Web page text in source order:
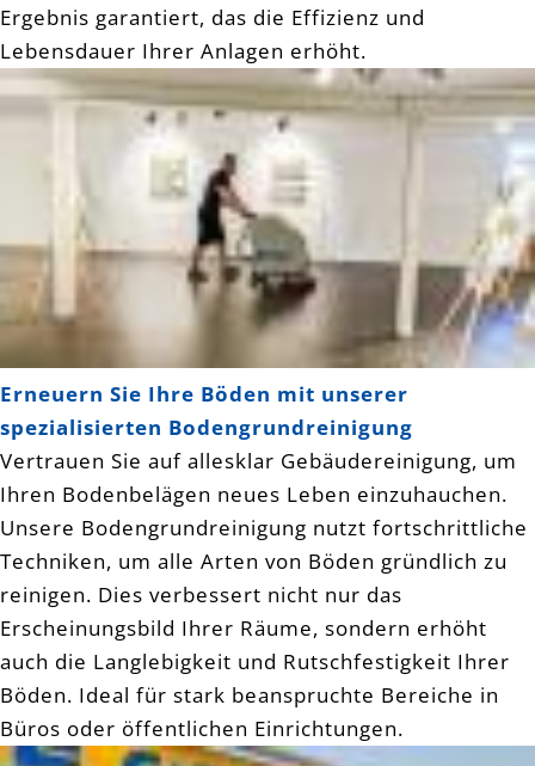
Ergebnis garantiert, das die Effizienz und
Lebensdauer Ihrer Anlagen erhöht.
Erneuern Sie Ihre Böden mit unserer
spezialisierten Bodengrundreinigung
Vertrauen Sie auf allesklar Gebäudereinigung, um
Ihren Bodenbelägen neues Leben einzuhauchen.
Unsere Bodengrundreinigung nutzt fortschrittliche
Techniken, um alle Arten von Böden gründlich zu
reinigen. Dies verbessert nicht nur das
Erscheinungsbild Ihrer Räume, sondern erhöht
auch die Langlebigkeit und Rutschfestigkeit Ihrer
Böden. Ideal für stark beanspruchte Bereiche in
Büros oder öffentlichen Einrichtungen.